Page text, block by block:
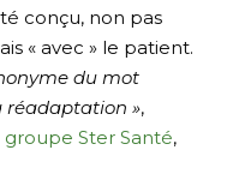
conçu, non pas
« avec » le patient.
du mot
réadaptation »,
groupe Ster Santé,